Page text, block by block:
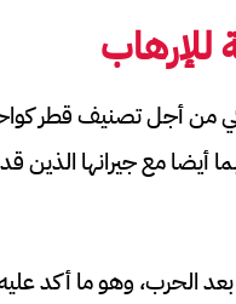
من أجل تصنيف قطر
أيضا مع جيرانها الذين
الحرب، وهو ما أكد عليه